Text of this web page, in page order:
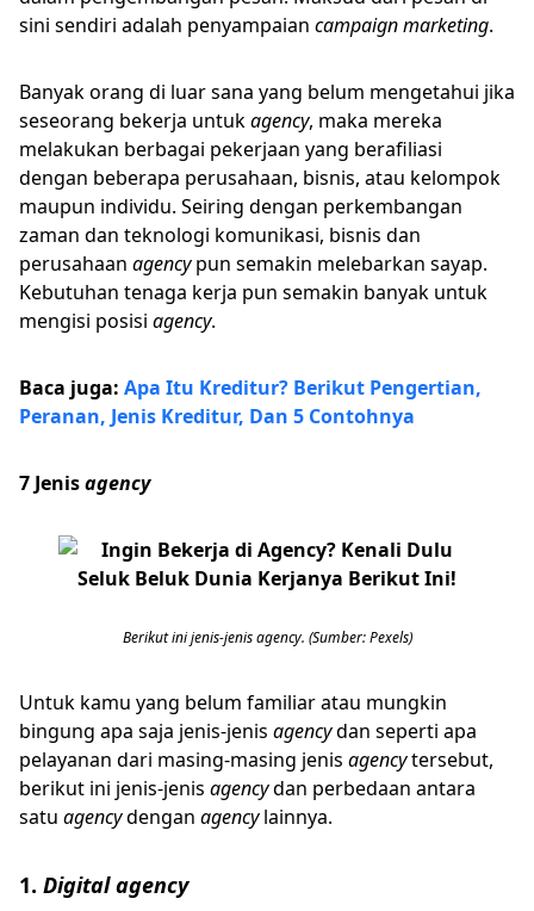
sini sendiri adalah penyampaian campaign marketing.
Banyak orang di luar sana yang belum mengetahui jika
seseorang bekerja untukagency, maka mereka
melakukan berbagai pekerjaan yang berafiliasi
dengan beberapa perusahaan, bisnis, atau kelompok
maupun individu. Seiring dengan perkembangan
zaman dan teknologi komunikasi, bisnis dan
perusahaan agencypun semakin melebarkan sayap.
Kebutuhan tenaga kerja pun semakin banyak untuk
mengisi posisi agency.
Baca juga: Apa Itu Kreditur? Berikut Pengertian,
Peranan, Jenis Kreditur, Dan 5 Contohnya
7 Jenisagency
Berikut ini jenis-jenis agency. (Sumber: Pexels)
Untuk kamu yang belum familiar atau mungkin
bingung apa saja jenis-jenis agencydan seperti apa
pelayanan dari masing-masing jenis agencytersebut,
berikut ini jenis-jenis agencydan perbedaan antara
satu agencydengan agencylainnya.
1. Digital agency